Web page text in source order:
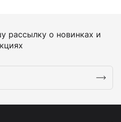
рассылку о новинках и